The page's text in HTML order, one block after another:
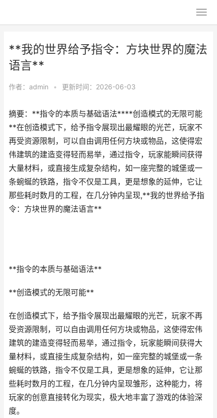
**我的世界给予指令：方块世界的魔法
语言**
作者： admin • 更新时间：2026-06-03
摘要：**指令的本质与基础语法****创造模式的无限可能
**在创造模式下，给予指令展现出最耀眼的光芒，玩家不
再受资源限制，可以自由调用任何方块或物品，这使得宏
伟建筑的建造变得轻而易举，通过指令，玩家能瞬间获得
大量材料，或直接生成复杂结构，如一座完整的城堡或一
条蜿蜒的铁路，指令不仅是工具，更是想象的延伸，它让
那些耗时数月的工程，在几分钟内呈现,**我的世界给予指
令：方块世界的魔法语言**
**指令的本质与基础语法**
**创造模式的无限可能**
在创造模式下，给予指令展现出最耀眼的光芒，玩家不再
受资源限制，可以自由调用任何方块或物品，这使得宏伟
建筑的建造变得轻而易举，通过指令，玩家能瞬间获得大
量材料，或直接生成复杂结构，如一座完整的城堡或一条
蜿蜒的铁路，指令不仅是工具，更是想象的延伸，它让那
些耗时数月的工程，在几分钟内呈现雏形，这种能力，将
玩家的创意直接转化为现实，极大地丰富了游戏的体验深
度。